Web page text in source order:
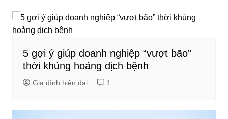
5 gợi ý giúp doanh nghiệp “vượt bão”
thời khủng hoảng dịch bệnh
Gia đình hiện đại 1